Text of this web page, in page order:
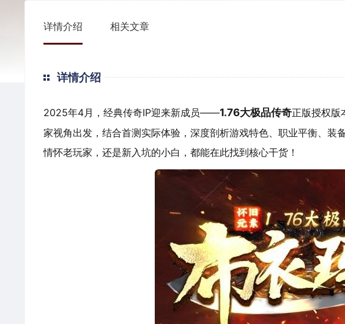
详情介绍 相关文章
详情介绍
2025年4月，经典传奇IP迎来新成员——1.76大极品传奇正版授权版
家视角出发，结合首测实际体验，深度剖析游戏特色、职业平衡、装
情怀老玩家，还是新入坑的小白，都能在此找到核心干货！